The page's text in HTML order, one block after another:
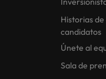
Historias
candidatos
Únete al
Sala de